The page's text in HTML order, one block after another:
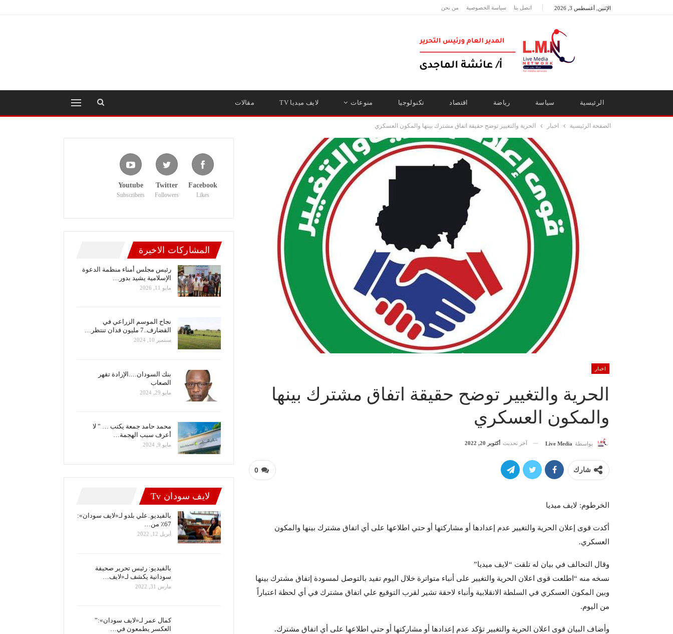
الإثنين, أغسطس 3, 2026 اتصل بنا سياسة الخصوصية من نحن
الرئيسية سياسة رياضة اقتصاد تكنولوجيا منوعات لايف ميديا TV مقالات
الصفحة الرئيسية اخبار الحرية والتغيير توضح حقيقة اتفاق مشترك بينها والمكون العسكري
اخبار
الحرية والتغيير توضح حقيقة اتفاق مشترك بينها
والمكون العسكري
بواسطة Live Media آخر تحديث أكتوبر 20, 2022
0 شارك
الخرطوم: لايف ميديا
أكدت قوى إعلان الحرية والتغيير عدم إعدادها أو مشاركتها أو حتي اطلاعها على أي اتفاق مشترك بينها والمكون
العسكري.
وقال التحالف في بيان له تلقت “لايف ميديا”
نسخه منه “اطلعت قوى اعلان الحرية والتغيير على أنباء متواترة خلال اليوم تفيد بالتوصل لمسودة إتفاق مشترك بينها
وبين المكون العسكري في السلطة الانقلابية وأنباء لاحقة تشير لقرب التوقيع علي اتفاق مشترك في أي لحظة اعتباراً
من اليوم.
وأضاف البيان قوى اعلان الحرية والتغيير تؤكد عدم إعدادها أو مشاركتها أو حتي اطلاعها على أي اتفاق مشترك.
Facebook
Likes
Twitter
Followers
Youtube
Subscribers
المشاركات الاخيرة
رئيس مجلس أمناء منظمة الدعوة
الإسلامية يشيد بدور…
مايو 11, 2026
نجاح الموسم الزراعي في
القضارف..7 مليون فدان تنتظر…
سبتمبر 10, 2024
بنك السودان….الإرادة تقهر
الصعاب
مايو 29, 2024
محمد حامد جمعة يكتب … ” لا
أعرف سبب الهجمة…
مايو 9, 2024
لايف سودان Tv
بالفيديو..علي بلدو لـ«لايف سودان»:
67٪ من…
أبريل 12, 2022
بالفيديو: رئيس تحرير صحيفة
سودانية يكشف لـ«لايف…
مارس 31, 2022
كمال عمر لـ«لايف سودان»:”
العكسر يطمعون في…